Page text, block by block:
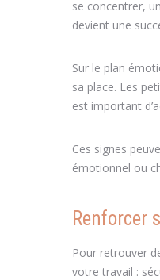
se concentrer,
devient une
Sur le plan
sa place. Les
est important
Ces signes
émotionnel ou
Renforcer
Pour retrouver
votre travail :